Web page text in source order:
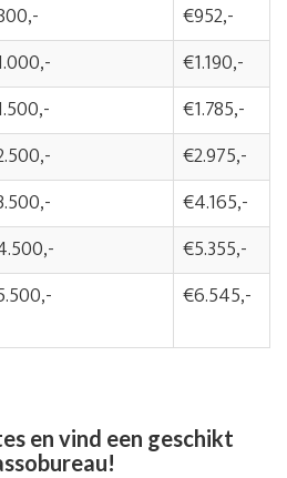
€952,-
€1.190,-
€1.785,-
€2.975,-
€4.165,-
€5.355,-
€6.545,-
en vind een geschikt